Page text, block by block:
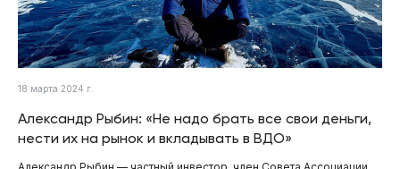
18 марта 2024 г.
Александр Рыбин: «Не надо брать все свои деньги,
нести их на рынок и вкладывать в ВДО»